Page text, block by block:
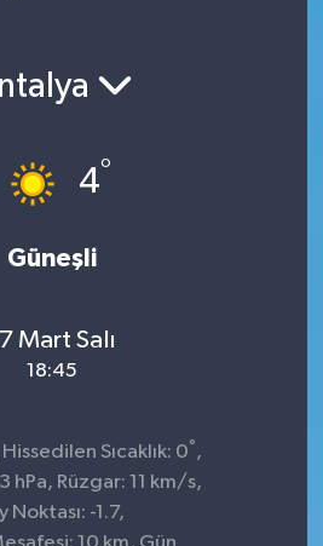
4°
Güneşli
Mart Salı
18:45
Sıcaklık: 0° ,
hPa, Rüzgar: 11 km/s,
Noktası: -1.7,